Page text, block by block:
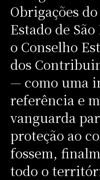
Obrigações
Estado de
o Conselho
dos
— como uma
referência e
vanguarda
proteção ao
fossem,
todo o